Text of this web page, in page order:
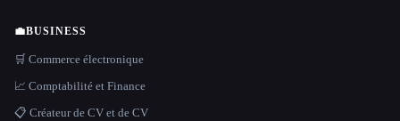
💼BUSINESS
🛒 Commerce électronique
📈 Comptabilité et Finance
📋 Créateur de CV et de CV